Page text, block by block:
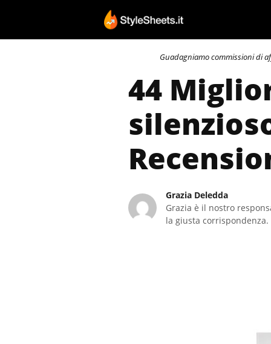
contenuto
Guadagniamo commissioni di
44
Grazia Deledda
Grazia è il nostro
la giusta